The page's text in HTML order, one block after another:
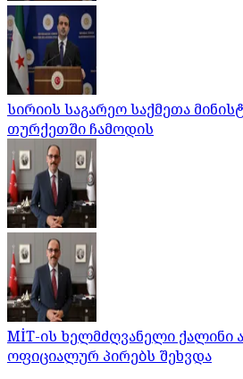
სირიის საგარეო საქმეთა
თურქეთში ჩამოდის
MİT-ის ხელმძღვანელი ქალინი
ოფიციალურ პირებს შეხვდა